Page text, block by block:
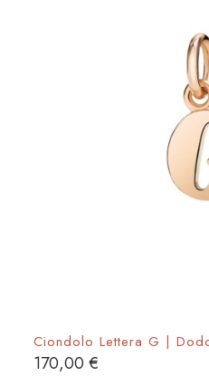
Ciondolo Lettera G |
170,00€